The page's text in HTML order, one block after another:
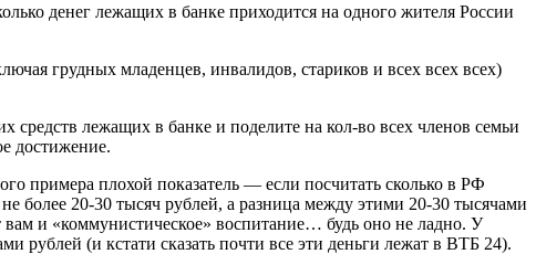
денег лежащих в банке приходится на одного жителя России
грудных младенцев, инвалидов, стариков и всех всех всех)
лежащих в банке и поделите на кол-во всех членов семьи
достижение.
примера плохой показатель — если посчитать сколько в РФ
более 20-30 тысяч рублей, а разница между этими 20-30 тысячами
и «коммунистическое» воспитание… будь оно не ладно. У
рублей (и кстати сказать почти все эти деньги лежат в ВТБ 24).